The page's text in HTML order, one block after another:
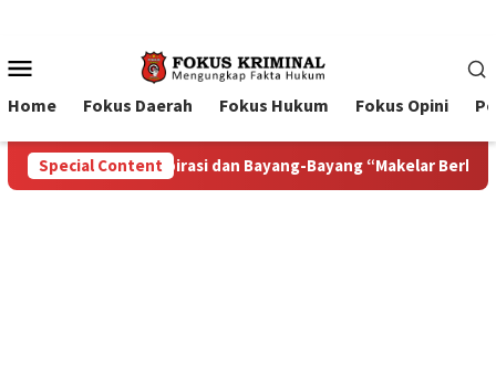
Menu
Home Fokus Daerah Fokus Hukum Fokus Opini
Special Content
Berkelas” di Tengah Proyek Blok Masela Bupati